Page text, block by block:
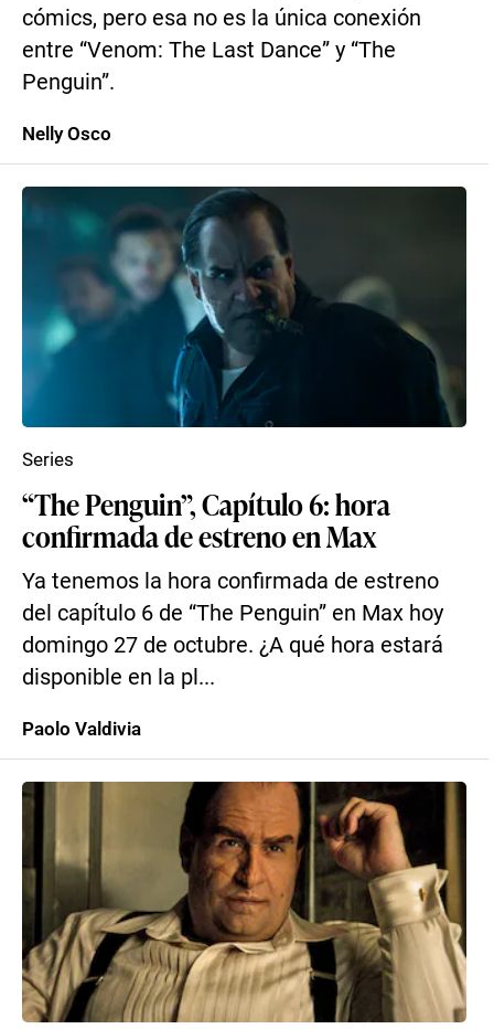
cómics, pero esa no es la única conexión
entre “Venom: The Last Dance” y “The
Penguin”.
Nelly Osco
“The Penguin”, Capítulo 6: hora
confirmada de estreno en Max
Ya tenemos la hora confirmada de estreno
del capítulo 6 de “The Penguin” en Max hoy
domingo 27 de octubre. ¿A qué hora estará
disponible en la pl...
Series
Paolo Valdivia